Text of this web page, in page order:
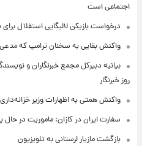
اجتماعی است
درخواست بازیکن لالیگایی استقلال
واکنش بقایی به سخنان ترامپ که
بیانیه دبیرکل مجمع خبرنگاران و
روز خبرنگار
واکنش همتی به اظهارات وزیر خزانه‌داری
سفارت ایران در کازان: ماموریت در حال
بازگشت مازیار لرستانی به تلویزیون